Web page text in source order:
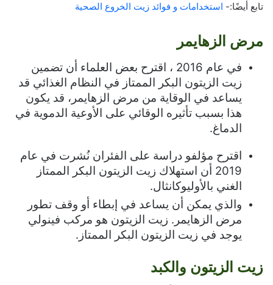
تابع أيضًا:- استخدامات و فوائد زيت الخروع الصحية
مرض الزهايمر
في عام 2016 ، اقترح بعض العلماء أن تضمين
زيت الزيتون البكر الممتاز في النظام الغذائي قد
يساعد في الوقاية من مرض الزهايمر، قد يكون
هذا بسبب تأثيره الوقائي على الأوعية الدموية في
الدماغ.
اقترح مؤلفو دراسة على الفئران نُشرت في عام
2019 أن استهلاك زيت الزيتون البكر الممتاز
الغني بالأوليوكانثال.
والذي يمكن أن يساعد في إبطاء أو وقف تطور
مرض الزهايمر. زيت الزيتون هو مركب فينولي
يوجد في زيت الزيتون البكر الممتاز.
زيت الزيتون والكبد